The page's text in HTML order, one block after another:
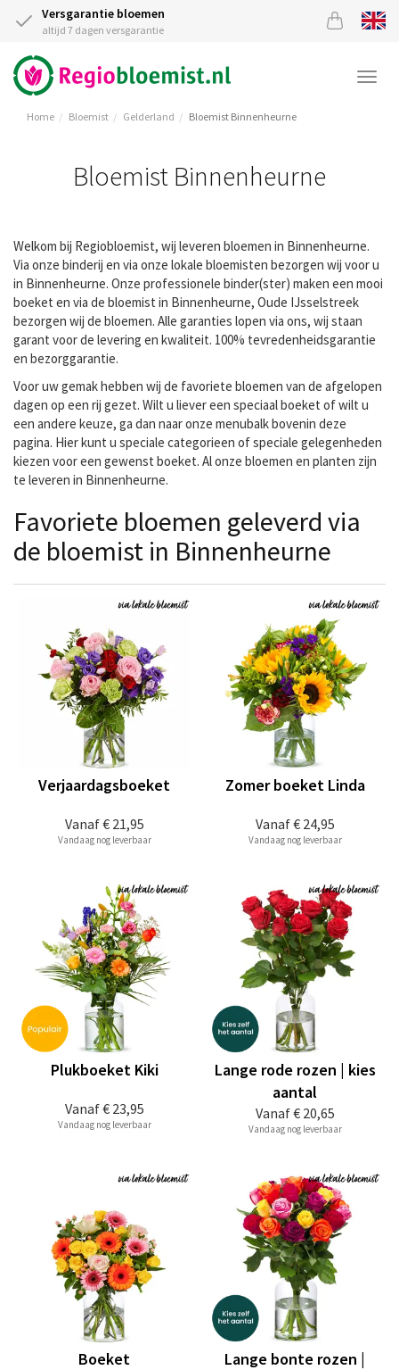
Versgarantie bloemen
altijd 7 dagen versgarantie
Home Bloemist Gelderland Bloemist Binnenheurne
Bloemist Binnenheurne
Welkom bij Regiobloemist, wij leveren bloemen in Binnenheurne.
Via onze binderij en via onze lokale bloemisten bezorgen wij voor u
in Binnenheurne. Onze professionele binder(ster) maken een mooi
boeket en via de bloemist in Binnenheurne, Oude IJsselstreek
bezorgen wij de bloemen. Alle garanties lopen via ons, wij staan
garant voor de levering en kwaliteit. 100% tevredenheidsgarantie
en bezorggarantie.
Voor uw gemak hebben wij de favoriete bloemen van de afgelopen
dagen op een rij gezet. Wilt u liever een speciaal boeket of wilt u
een andere keuze, ga dan naar onze menubalk bovenin deze
pagina. Hier kunt u speciale categorieen of speciale gelegenheden
kiezen voor een gewenst boeket. Al onze bloemen en planten zijn
te leveren in Binnenheurne.
Favoriete bloemen geleverd via
de bloemist in Binnenheurne
Vanaf€ 21,95
Verjaardagsboeket
Vandaag nog leverbaar
Vanaf€ 24,95
Zomer boeket Linda
Vandaag nog leverbaar
Vanaf€ 23,95
Plukboeket Kiki
Vandaag nog leverbaar
Vanaf€ 20,65
Lange rode rozen | kies
aantal
Vandaag nog leverbaar
Boeket
Lange bonte rozen |